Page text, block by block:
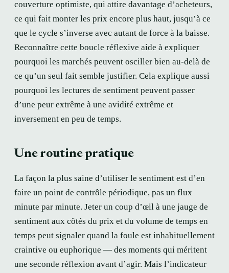
couverture optimiste, qui attire davantage d’acheteurs,
ce qui fait monter les prix encore plus haut, jusqu’à ce
que le cycle s’inverse avec autant de force à la baisse.
Reconnaître cette boucle réflexive aide à expliquer
pourquoi les marchés peuvent osciller bien au-delà de
ce qu’un seul fait semble justifier. Cela explique aussi
pourquoi les lectures de sentiment peuvent passer
d’une peur extrême à une avidité extrême et
inversement en peu de temps.
Une routine pratique
La façon la plus saine d’utiliser le sentiment est d’en
faire un point de contrôle périodique, pas un flux
minute par minute. Jeter un coup d’œil à une jauge de
sentiment aux côtés du prix et du volume de temps en
temps peut signaler quand la foule est inhabituellement
craintive ou euphorique — des moments qui méritent
une seconde réflexion avant d’agir. Mais l’indicateur